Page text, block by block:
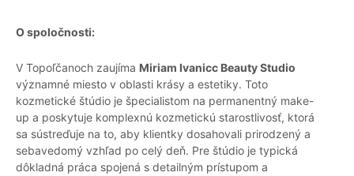
O spoločnosti:
V Topoľčanoch zaujíma Miriam Ivanicc Beauty Studio
významné miesto v oblasti krásy a estetiky. Toto
kozmetické štúdio je špecialistom na permanentný make-
up a poskytuje komplexnú kozmetickú starostlivosť, ktorá
sa sústreďuje na to, aby klientky dosahovali prirodzený a
sebavedomý vzhľad po celý deň. Pre štúdio je typická
dôkladná práca spojená s detailným prístupom a